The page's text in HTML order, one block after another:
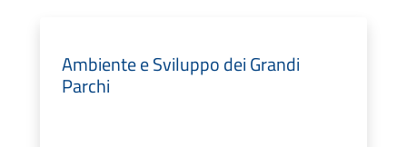
Ambiente e Sviluppo dei Grandi
Parchi